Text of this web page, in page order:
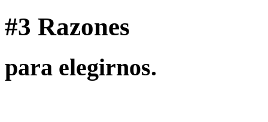
#3 Razones
para elegirnos.